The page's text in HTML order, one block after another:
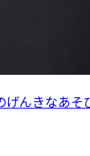
げんきなあ